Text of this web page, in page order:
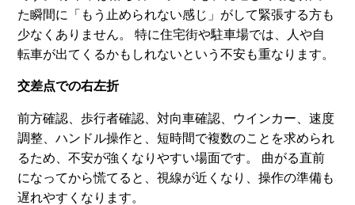
た瞬間に「もう止められない感じ」がして緊張する方も
少なくありません。 特に住宅街や駐車場では、人や自
転車が出てくるかもしれないという不安も重なります。
交差点での右左折
前方確認、歩行者確認、対向車確認、ウインカー、速度
調整、ハンドル操作と、短時間で複数のことを求められ
るため、不安が強くなりやすい場面です。 曲がる直前
になってから慌てると、視線が近くなり、操作の準備も
遅れやすくなります。